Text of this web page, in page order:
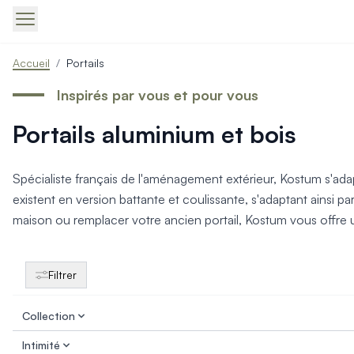
Produits > Portails > Portails contemporains
Produits > Portails > Portails traditionnels
Produits > Portails > Portails architectes
Produits > Portails > Portails avec décors
Produits > Portails > Portails économiques
Produits > Portails > Les ouvertures spéciales
Produits > Portillons > Tous nos portillons
Produits > Portillons > Portillons contemporains
Produits > Portillons > Portillons architectes
Produits > Portillons > Portillons décoratifs
Produits > Portillons > Ouvertures Spéciales
Produits > Clôtures > Toutes nos clôtures
Accueil / Portails
Portails aluminium et bois
Inspirés par vous et pour vous
Spécialiste français de l'aménagement extérieur, Kostum
existent en version battante et coulissante, s'adaptant ainsi
maison ou remplacer votre ancien portail, Kostum vous offre
Filtrer
Collection
Intimité